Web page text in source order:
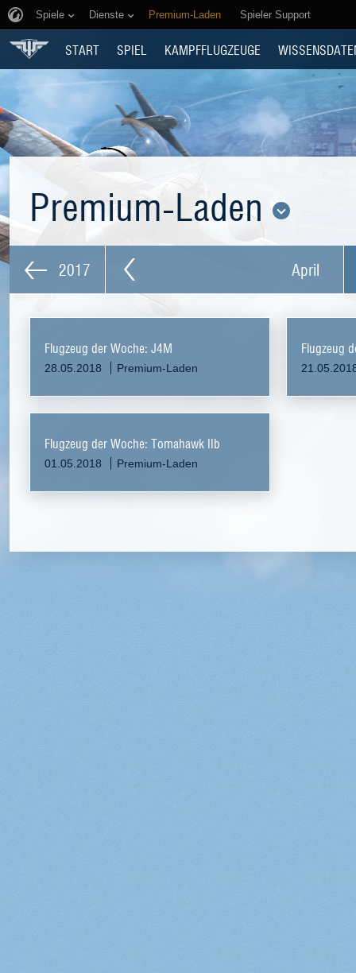
Spiele Dienste Premium-Laden Spieler Support
START SPIEL KAMPFFLUGZEUGE
Premium-Laden
2017 April
Flugzeug der Woche: J4M
28.05.2018 Premium-Laden
Flugzeug
Flugzeug der Woche: Tomahawk IIb
01.05.2018 Premium-Laden